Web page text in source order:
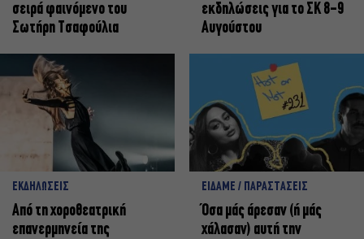
σειρά φαινόμενο του
Σωτήρη Τσαφούλια
εκδηλώσεις για το ΣΚ 8-9
Αυγούστου
ΕΚΔΗΛΩΣΕΙΣ
Από τη χοροθεατρική
επανερμηνεία της
ΕΙΔΑΜΕ / ΠΑΡΑΣΤΑΣΕΙΣ
Όσα μάς άρεσαν (ή μάς
χάλασαν) αυτή την